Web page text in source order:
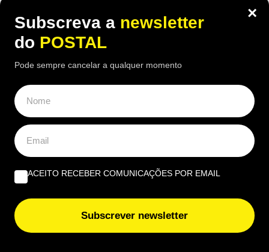
ÚLTIMAS NOTÍCIAS
Nem pneus nem travões: este problema afetou mais de
1,7 milhões de automóveis nas inspeções e muitos
condutores nem dão por ele
Algarve concentra quase 30% das receitas do turismo
em junho
Adeus burlas no Multibanco: este truque deixa o seu
código PIN ‘impossível’ de adivinhar
×
Subscreva a newsletter
do POSTAL
Pode sempre cancelar a qualquer momento
ACEITO RECEBER COMUNICAÇÕES POR EMAIL
Subscrever newsletter